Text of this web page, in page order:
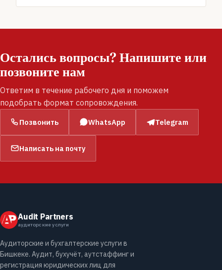
Остались вопросы? Напишите или
позвоните нам
Ответим в течение рабочего дня и поможем
подобрать формат сопровождения.
Позвонить WhatsApp Telegram
Написать на почту
Audit Partners
аудиторские услуги
Аудиторские и бухгалтерские услуги в
Бишкеке. Аудит, бухучёт, аутстаффинг и
регистрация юридических лиц для